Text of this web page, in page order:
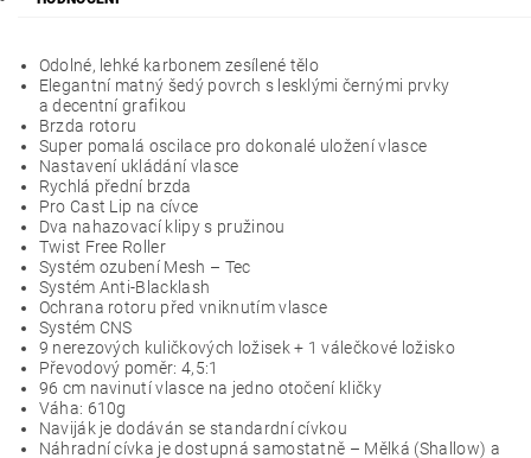
Odolné, lehké karbonem zesílené tělo
Elegantní matný šedý povrch s lesklými černými prvky
a decentní grafikou
Brzda rotoru
Super pomalá oscilace pro dokonalé uložení vlasce
Nastavení ukládání vlasce
Rychlá přední brzda
Pro Cast Lip na cívce
Dva nahazovací klipy s pružinou
Twist Free Roller
Systém ozubení Mesh – Tec
Systém Anti-Blacklash
Ochrana rotoru před vniknutím vlasce
Systém CNS
9 nerezových kuličkových ložisek + 1 válečkové ložisko
Převodový poměr: 4,5:1
96 cm navinutí vlasce na jedno otočení kličky
Váha: 610g
Naviják je dodáván se standardní cívkou
Náhradní cívka je dostupná samostatně – Mělká (Shallow) a